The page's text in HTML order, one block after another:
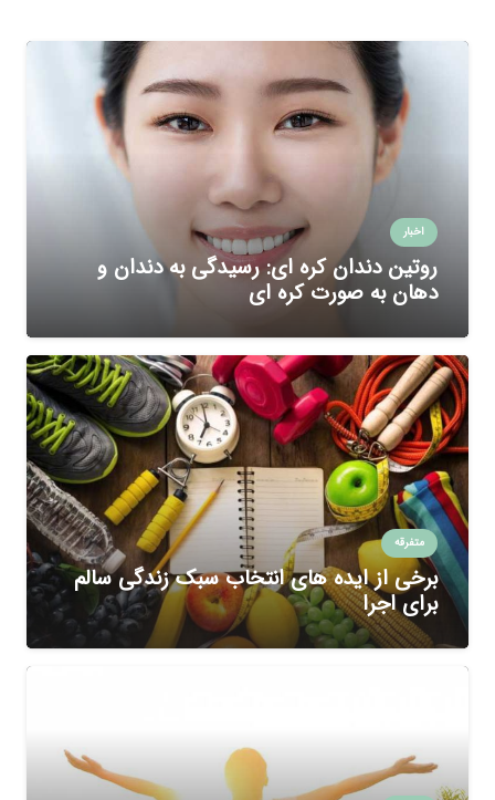
اخبار
روتین دندان کره ای: رسیدگی به دندان و
دهان به صورت کره ای
متفرقه
برخی از ایده های انتخاب سبک زندگی سالم
برای اجرا